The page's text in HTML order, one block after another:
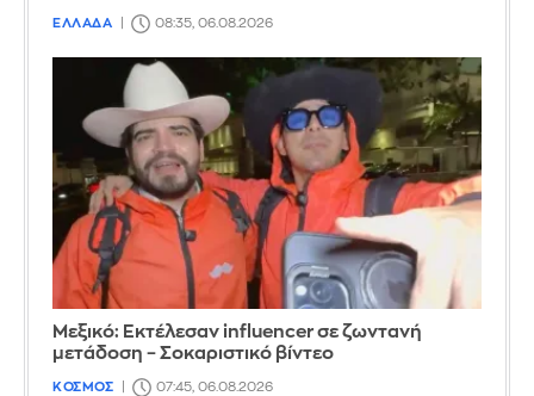
ΕΛΛΑΔΑ 08:35, 06.08.2026
Μεξικό: Εκτέλεσαν influencer σε ζωντανή
μετάδοση – Σοκαριστικό βίντεο
ΚΟΣΜΟΣ 07:45, 06.08.2026